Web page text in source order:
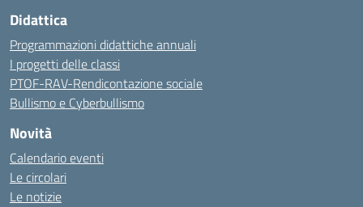
Didattica
Programmazioni didattiche annuali
I progetti delle classi
PTOF-RAV-Rendicontazione sociale
Bullismo e Cyberbullismo
Novità
Calendario eventi
Le circolari
Le notizie